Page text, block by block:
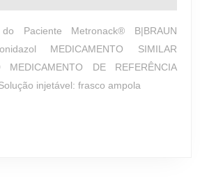
B.
BRAUN
S.A.)
julho
2023Paciente Metronack® B|BRAUN
MEDICAMENTO SIMILAR
MEDICAMENTO DE REFERÊNCIA
injetável: frasco ampola